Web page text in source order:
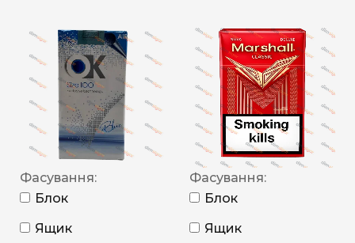
Фасування:
Блок
Ящик
Фасування:
Блок
Ящик